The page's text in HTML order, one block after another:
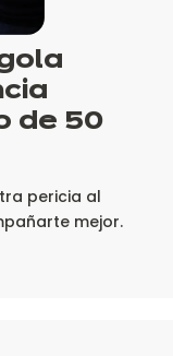
la
de 50
pericia al
mejor.